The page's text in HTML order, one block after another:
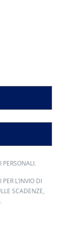
L’INVIO DI
SCADENZE,